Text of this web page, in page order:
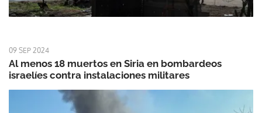
09 SEP 2024
Al menos 18 muertos en Siria en bombardeos
israelíes contra instalaciones militares